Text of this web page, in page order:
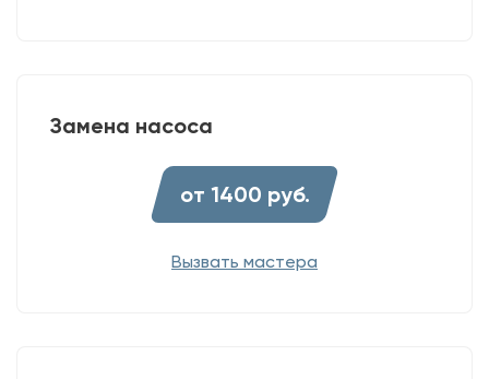
Замена насоса
от 1400 руб.
Вызвать мастера